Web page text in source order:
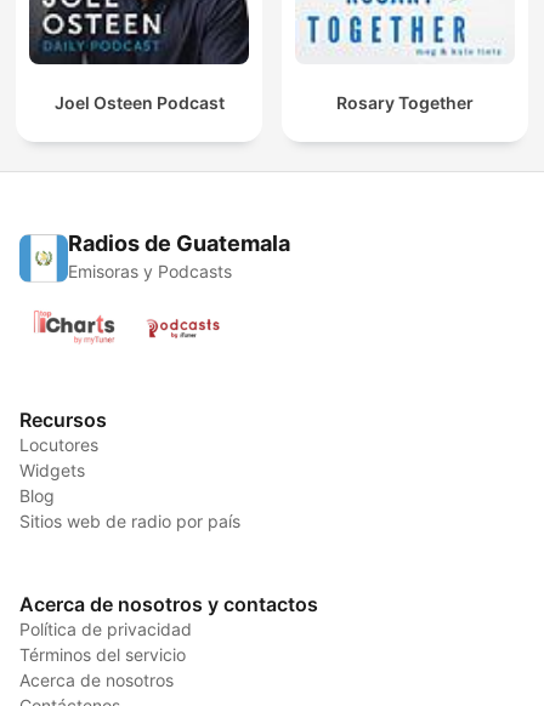
Joel Osteen Podcast Rosary Together
Radios de Guatemala
Emisoras y Podcasts
Recursos
Locutores
Widgets
Blog
Sitios web de radio por país
Acerca de nosotros y contactos
Política de privacidad
Términos del servicio
Acerca de nosotros